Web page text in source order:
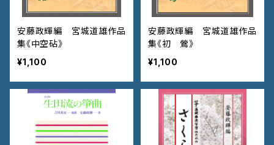
安藤政輝編 宮城道雄作品
集《中空砧》
¥1,100
安藤政輝編 宮城道雄作品
集《初 鶯》
¥1,100